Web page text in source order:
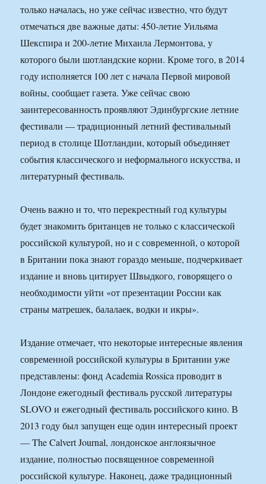
только началась, но уже сейчас известно, что будут
отмечаться две важные даты: 450-летие Уильяма
Шекспира и 200-летие Михаила Лермонтова, у
которого были шотландские корни. Кроме того, в 2014
году исполняется 100 лет с начала Первой мировой
войны, сообщает газета. Уже сейчас свою
заинтересованность проявляют Эдинбургские летние
фестивали — традиционный летний фестивальный
период в столице Шотландии, который объединяет
события классического и неформального искусства, и
литературный фестиваль.
Очень важно и то, что перекрестный год культуры
будет знакомить британцев не только с классической
российской культурой, но и с современной, о которой
в Британии пока знают гораздо меньше, подчеркивает
издание и вновь цитирует Швыдкого, говорящего о
необходимости уйти «от презентации России как
страны матрешек, балалаек, водки и икры».
Издание отмечает, что некоторые интересные явления
современной российской культуры в Британии уже
представлены: фонд Academia Rossica проводит в
Лондоне ежегодный фестиваль русской литературы
SLOVO и ежегодный фестиваль российского кино. В
2013 году был запущен еще один интересный проект
— The Calvert Journal, лондонское англоязычное
издание, полностью посвященное современной
российской культуре. Наконец, даже традиционный